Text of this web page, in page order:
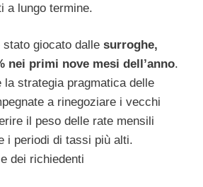
a lungo termine.
giocato dalle surroghe,
nei primi nove mesi dell’anno.
la strategia pragmatica delle
a rinegoziare i vecchi
il peso delle rate mensili
i periodi di tassi più alti.
dei richiedenti